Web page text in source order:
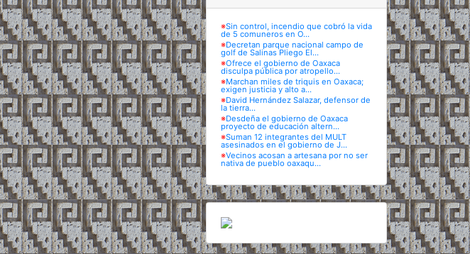
※Sin control, incendio que cobró la vida
de 5 comuneros en O...
※Decretan parque nacional campo de
golf de Salinas Pliego El...
※Ofrece el gobierno de Oaxaca
disculpa pública por atropello...
※Marchan miles de triquis en Oaxaca;
exigen justicia y alto a...
※David Hernández Salazar, defensor de
la tierra...
※Desdeña el gobierno de Oaxaca
proyecto de educación altern...
※Suman 12 integrantes del MULT
asesinados en el gobierno de J...
※Vecinos acosan a artesana por no ser
nativa de pueblo oaxaqu...